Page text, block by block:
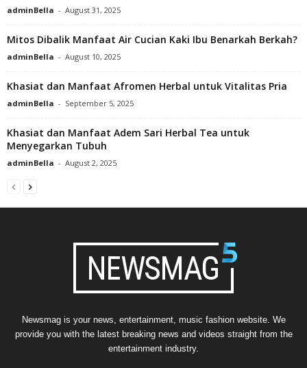
adminBella - August 31, 2025
Mitos Dibalik Manfaat Air Cucian Kaki Ibu Benarkah Berkah?
adminBella - August 10, 2025
Khasiat dan Manfaat Afromen Herbal untuk Vitalitas Pria
adminBella - September 5, 2025
Khasiat dan Manfaat Adem Sari Herbal Tea untuk
Menyegarkan Tubuh
adminBella - August 2, 2025
Newsmag is your news, entertainment, music fashion website. We
provide you with the latest breaking news and videos straight from the
entertainment industry.